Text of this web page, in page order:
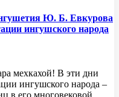
Ю. Б. Евкурова
ингушского народа
мехкахой! В эти дни
ингушского народа –